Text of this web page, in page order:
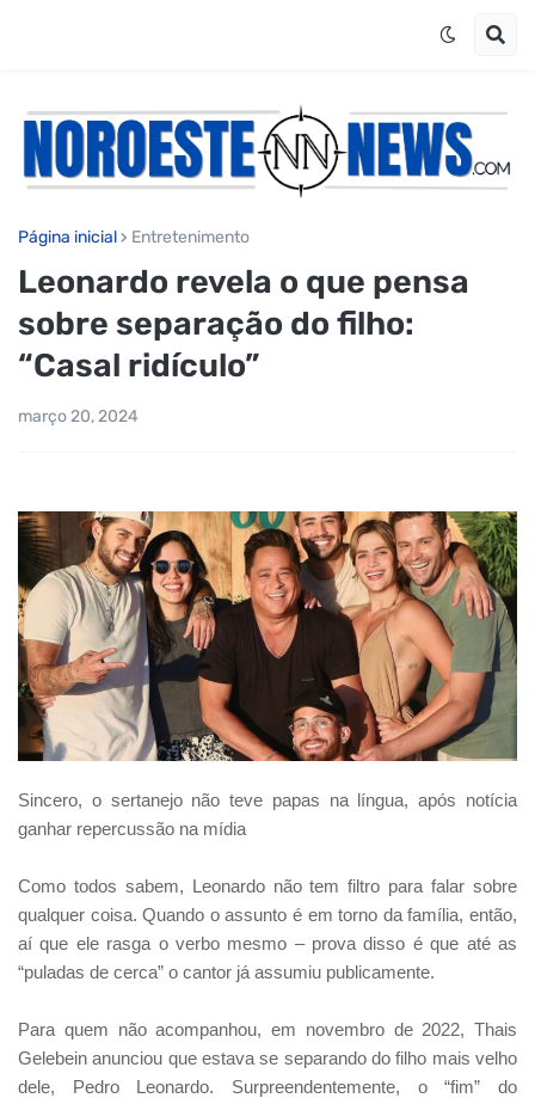
Página inicial Entretenimento
Leonardo revela o que pensa
sobre separação do filho:
“Casal ridículo”
março 20, 2024
Sincero, o sertanejo não teve papas na língua, após notícia
ganhar repercussão na mídia
Como todos sabem, Leonardo não tem filtro para falar sobre
qualquer coisa. Quando o assunto é em torno da família, então,
aí que ele rasga o verbo mesmo – prova disso é que até as
“puladas de cerca” o cantor já assumiu publicamente.
Para quem não acompanhou, em novembro de 2022, Thais
Gelebein anunciou que estava se separando do filho mais velho
dele, Pedro Leonardo. Surpreendentemente, o “fim” do